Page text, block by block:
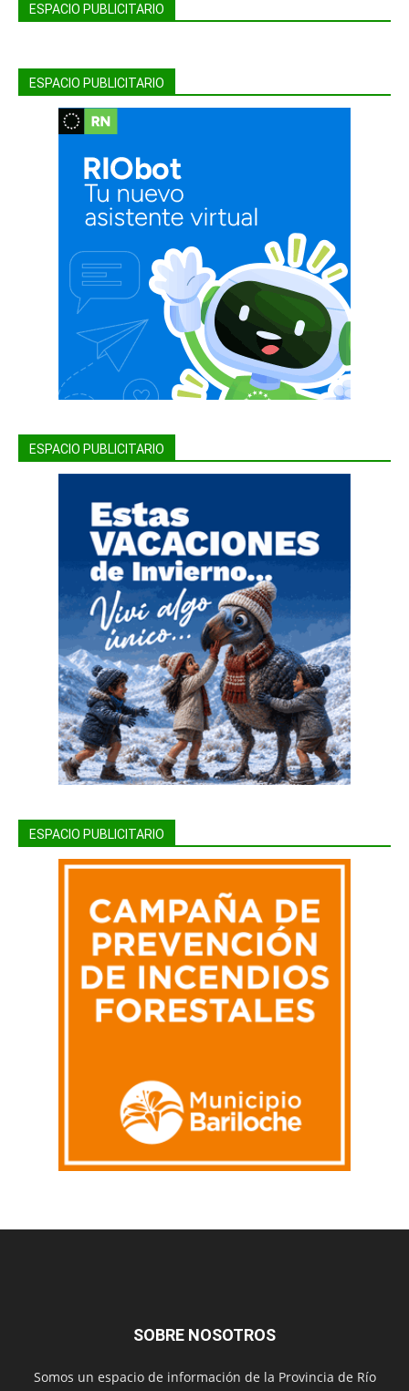
ESPACIO PUBLICITARIO
ESPACIO PUBLICITARIO
ESPACIO PUBLICITARIO
ESPACIO PUBLICITARIO
SOBRE NOSOTROS
Somos un espacio de información de la Provincia de Río